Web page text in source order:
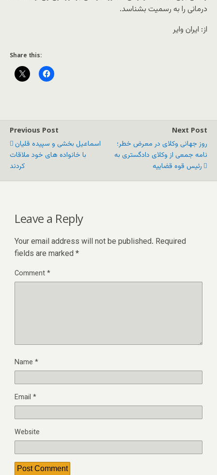
درمانی را به رسمیت بشناسد.
از: ایران وایر
Share this:
Previous Post
اسماعیل بخشی و سپیده قلیان
با خانواده های خود ملاقات
کردند
Next Post
روز جهانی وکلای در معرض خطر؛
نامه جمعی از وکلای دادگستری به
رئیس قوه قضاییه
Leave a Reply
Your email address will not be published. Required
fields are marked *
Comment*
Name *
Email *
Website